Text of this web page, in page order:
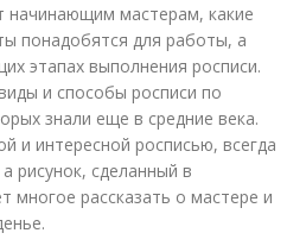
начинающим мастерам, какие
понадобятся для работы, а
этапах выполнения росписи.
и способы росписи по
знали еще в средние века.
и интересной росписью, всегда
рисунок, сделанный в
многое рассказать о мастере и